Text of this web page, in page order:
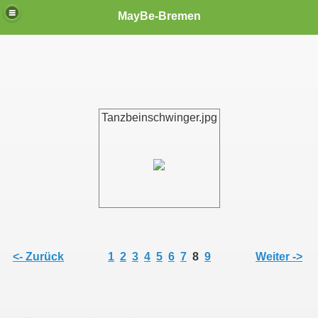
MayBe-Bremen
Tanzbeinschwinger.jpg
<- Zurück 1 2 3 4 5 6 7 8 9 Weiter ->